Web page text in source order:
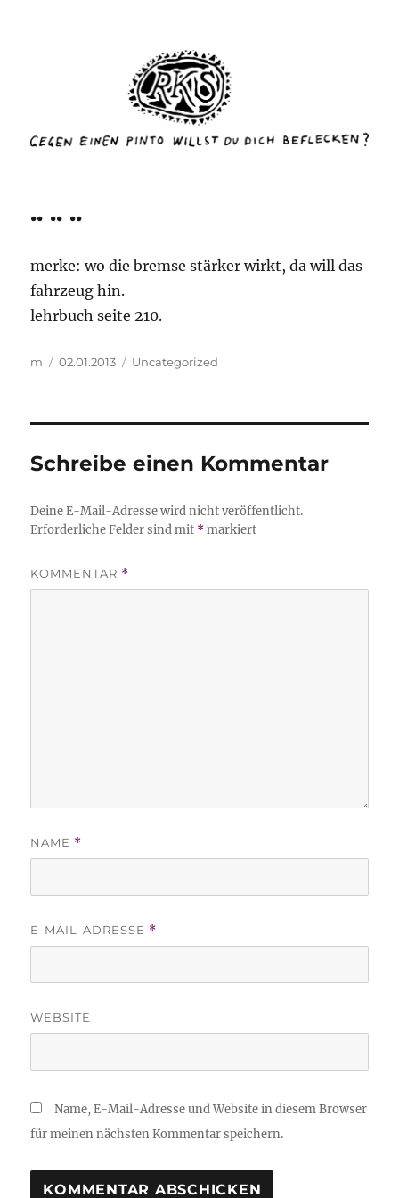
rottenkinckschow
.. .. ..
merke: wo die bremse stärker wirkt, da will das
fahrzeug hin.
lehrbuch seite 210.
Autor
m
Veröffentlicht
02.01.2013 Kategorien
Uncategorized
Schreibe einen Kommentar
Deine E-Mail-Adresse wird nicht veröffentlicht.
Erforderliche Felder sind mit *markiert
KOMMENTAR *
NAME *
E-MAIL-ADRESSE *
WEBSITE
Name, E-Mail-Adresse und Website in diesem Browser
für meinen nächsten Kommentar speichern.